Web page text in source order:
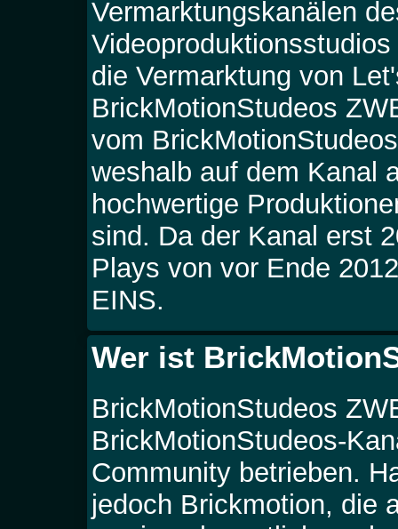
Vermarktungskanälen
Videoproduktionsstudios
die Vermarktung von
BrickMotionStudeos
vom
weshalb auf dem Kanal
hochwertige
sind. Da der Kanal erst
Plays von vor Ende
EINS.
Wer ist
BrickMotionStudeos
BrickMotionStudeos-
Community betrieben.
jedoch Brickmotion, die